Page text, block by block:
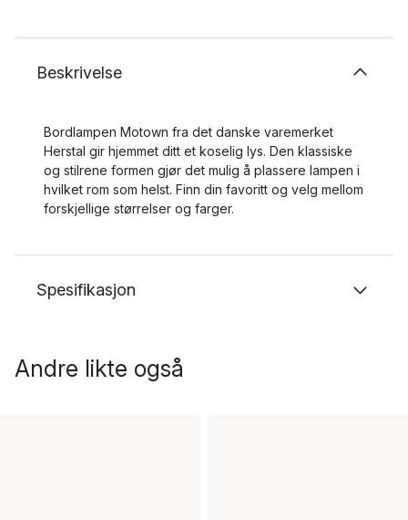
Beskrivelse
Bordlampen Motown fra det danske varemerket
Herstal gir hjemmet ditt et koselig lys. Den klassiske
og stilrene formen gjør det mulig å plassere lampen i
hvilket rom som helst. Finn din favoritt og velg mellom
forskjellige størrelser og farger.
Spesifikasjon
Andre likte også